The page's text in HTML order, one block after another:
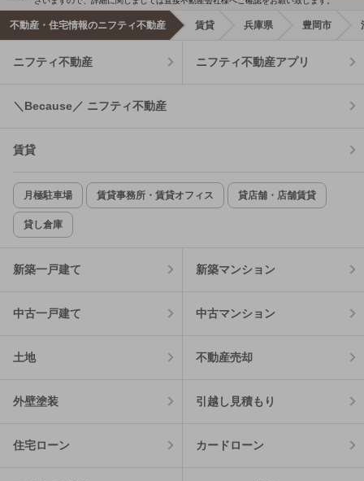
不動産・住宅情報のニフティ不動産 賃貸 兵庫県 豊岡市
ニフティ不動産 ニフティ不動産アプリ
＼Because／ ニフティ不動産
賃貸
月極駐車場 賃貸事務所・賃貸オフィス 貸店舗・店舗賃貸
貸し倉庫
新築一戸建て 新築マンション
中古一戸建て 中古マンション
土地 不動産売却
外壁塗装 引越し見積もり
住宅ローン カードローン